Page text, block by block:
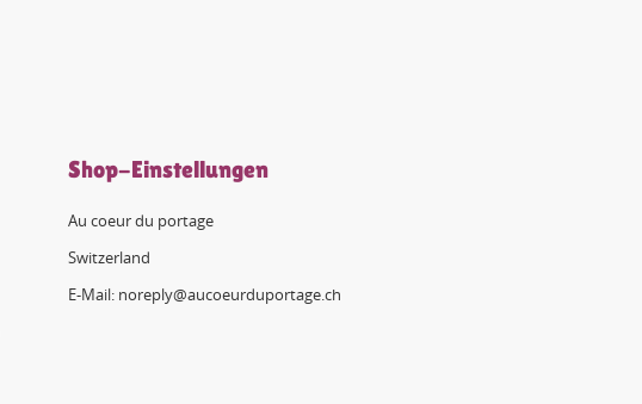
Shop-Einstellungen
Au coeur du portage
Switzerland
E-Mail: noreply@aucoeurduportage.ch